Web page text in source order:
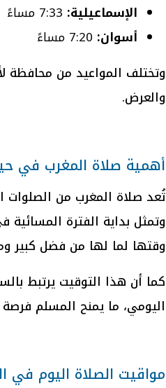
الإسماعيلية:
أسوان:
وتختلف المواعيد من
والعرض.
أهمية صلاة المغرب في
تُعد صلاة المغرب من
وتمثل بداية الفترة
وقتها لما لها من فضل كبير
كما أن هذا التوقيت يرتبط
اليومي، ما يمنح المسلم فرصة
مواقيت الصلاة اليوم في